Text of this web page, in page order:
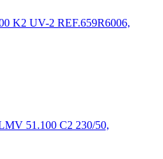
K2 UV-2 REF.659R6006,
51.100 C2 230/50,